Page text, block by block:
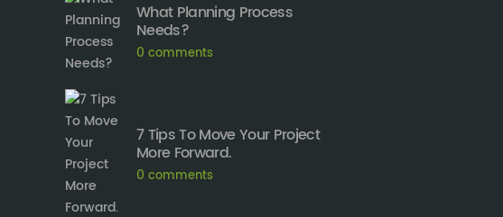
What Planning Process
Needs?
0 comments
7 Tips To Move Your Project
More Forward.
0 comments